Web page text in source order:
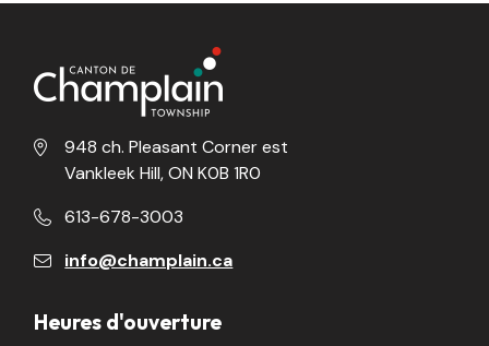
948 ch. Pleasant Corner est
Vankleek Hill, ON K0B 1R0
613-678-3003
info@champlain.ca
Heures d'ouverture